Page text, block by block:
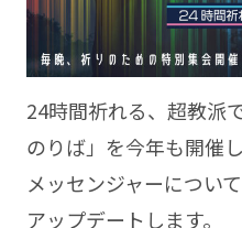
24時間祈れる、超教派
のりば」を今年も開催し
メッセンジャーについ
アップデートします。